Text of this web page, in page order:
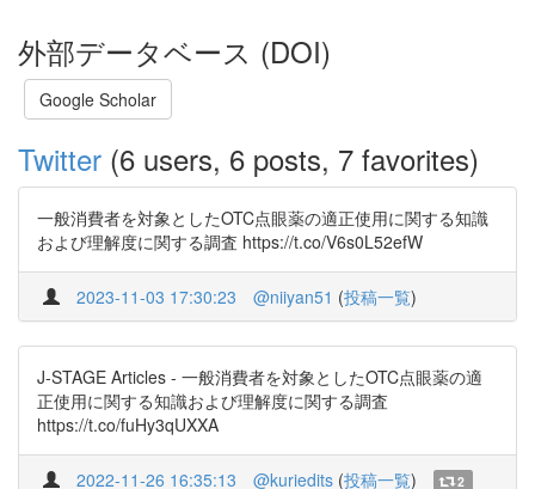
外部データベース (DOI)
Google Scholar
Twitter (6 users, 6 posts, 7 favorites)
一般消費者を対象としたOTC点眼薬の適正使用に関する知識
および理解度に関する調査 https://t.co/V6s0L52efW
2023-11-03 17:30:23 @niiyan51 (投稿一覧)
J-STAGE Articles - 一般消費者を対象としたOTC点眼薬の適
正使用に関する知識および理解度に関する調査
https://t.co/fuHy3qUXXA
2022-11-26 16:35:13 @kuriedits (投稿一覧)
2